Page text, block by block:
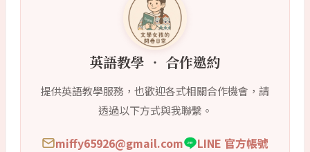
英語教學 ‧ 合作邀約
提供英語教學服務，也歡迎各式相關合作機會，請
透過以下方式與我聯繫。
miffy65926@gmail.com LINE 官方帳號